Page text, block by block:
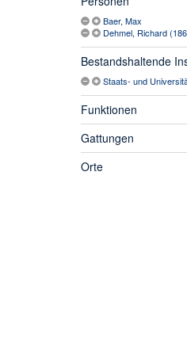
Baer, Max
Dehmel, Richard
Bestandshaltende
Funktionen
Gattungen
Orte